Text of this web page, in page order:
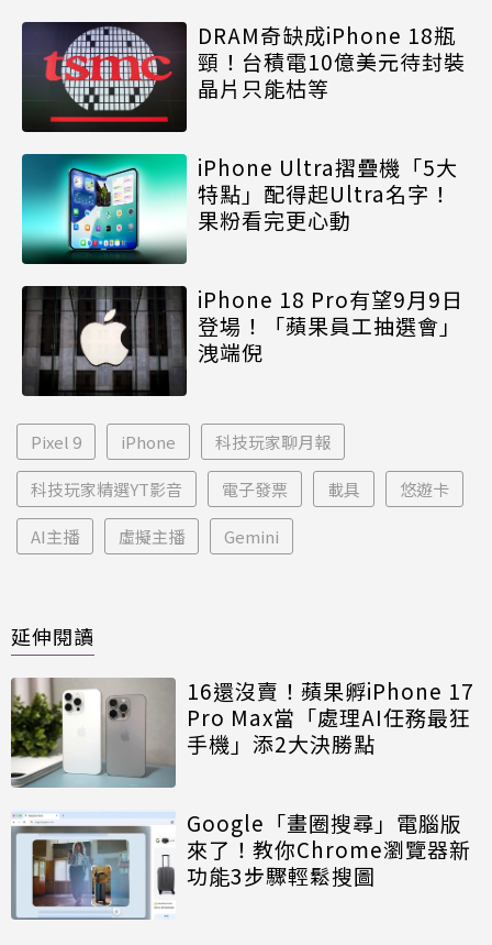
DRAM奇缺成iPhone 18瓶
頸！台積電10億美元待封裝
晶片只能枯等
iPhone Ultra摺疊機「5大
特點」配得起Ultra名字！
果粉看完更心動
iPhone 18 Pro有望9月9日
登場！「蘋果員工抽選會」
洩端倪
Pixel 9 iPhone 科技玩家聊月報
科技玩家精選YT影音 電子發票 載具 悠遊卡
AI主播 虛擬主播 Gemini
延伸閱讀
16還沒賣！蘋果孵iPhone 17
Pro Max當「處理AI任務最狂
手機」添2大決勝點
Google「畫圈搜尋」電腦版
來了！教你Chrome瀏覽器新
功能3步驟輕鬆搜圖